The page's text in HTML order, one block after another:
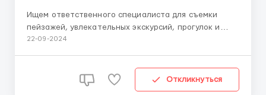
Ищем ответственного специалиста для съемки
пейзажей, увлекательных экскурсий, прогулок и
разнообразных лайфстайл-моментов. Все расходы
индивидуально). Если вы готовы присоединиться к
нашей команде, ждем ваш отклик в Tele...
22-09-2024
Откликнуться